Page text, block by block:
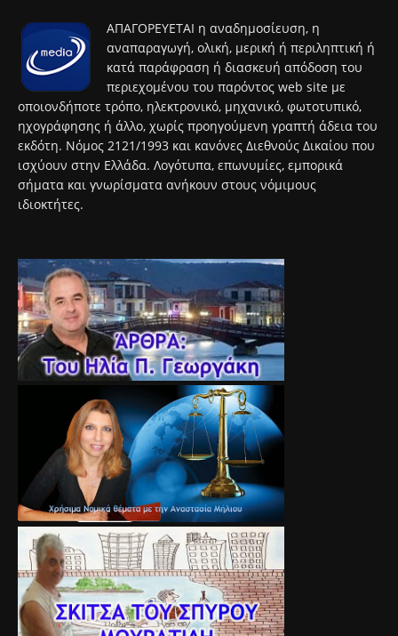
ΑΠΑΓΟΡΕΥΕΤΑΙ η αναδημοσίευση, η
αναπαραγωγή, ολική, μερική ή περιληπτική ή
κατά παράφραση ή διασκευή απόδοση του
περιεχομένου του παρόντος web site με
οποιονδήποτε τρόπο, ηλεκτρονικό, μηχανικό, φωτοτυπικό,
ηχογράφησης ή άλλο, χωρίς προηγούμενη γραπτή άδεια του
εκδότη. Νόμος 2121/1993 και κανόνες Διεθνούς Δικαίου που
ισχύουν στην Ελλάδα. Λογότυπα, επωνυμίες, εμπορικά
σήματα και γνωρίσματα ανήκουν στους νόμιμους
ιδιοκτήτες.